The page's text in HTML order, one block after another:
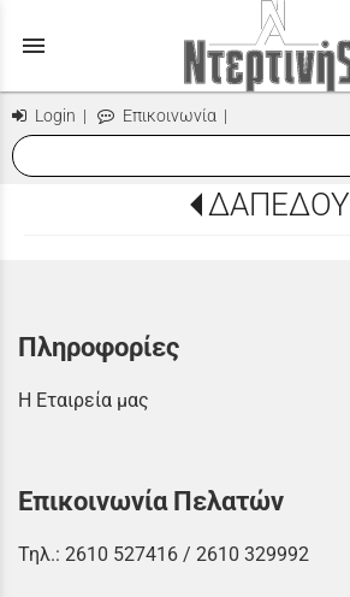
menu
Login | Επικοινωνία |
ΔΑΠΕΔΟΥ
Πληροφορίες
Η Εταιρεία μας
Επικοινωνία Πελατών
Τηλ.: 2610 527416 / 2610 329992